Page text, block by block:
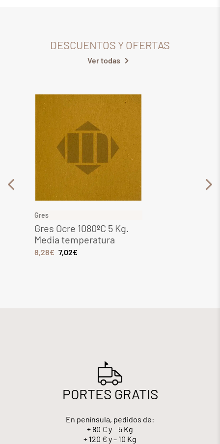
DESCUENTOS Y OFERTAS
Ver todas
Gres
Gres Ocre 1080ºC 5 Kg.
Media temperatura
8,28€ 7,02€
PORTES GRATIS
En península, pedidos de:
+ 80 € y – 5 Kg
+ 120 € y – 10 Kg